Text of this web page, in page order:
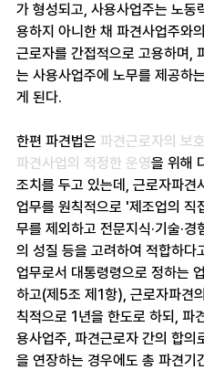
가 형성되고, 사용사업주는 노동
용하지 아니한 채 파견사업주와
근로자를 간접적으로 고용하며,
는 사용사업주에 노무를 제공하
게 된다.
한편 파견법은 파견근로자의 보
파견사업의 적정한 운영을 위해
조치를 두고 있는데, 근로자파견
업무를 원칙적으로 '제조업의 직
무를 제외하고 전문지식·기술·경
의 성질 등을 고려하여 적합하다
업무로서 대통령령으로 정하는
하고(제5조 제1항), 근로자파견
칙적으로 1년을 한도로 하되, 파
용사업주, 파견근로자 간의 합의
을 연장하는 경우에도 총 파견기